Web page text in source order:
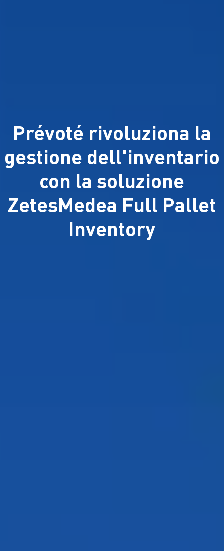
Prévoté rivoluziona la
gestione dell'inventario
con la soluzione
ZetesMedea Full Pallet
Inventory